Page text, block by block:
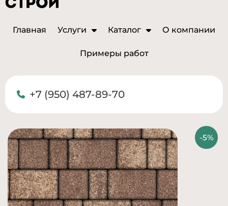
Главная Услуги Каталог О компании
Примеры работ
+7 (950) 487-89-70